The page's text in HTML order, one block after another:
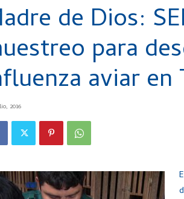
de Dios:
para
aviar en
2016